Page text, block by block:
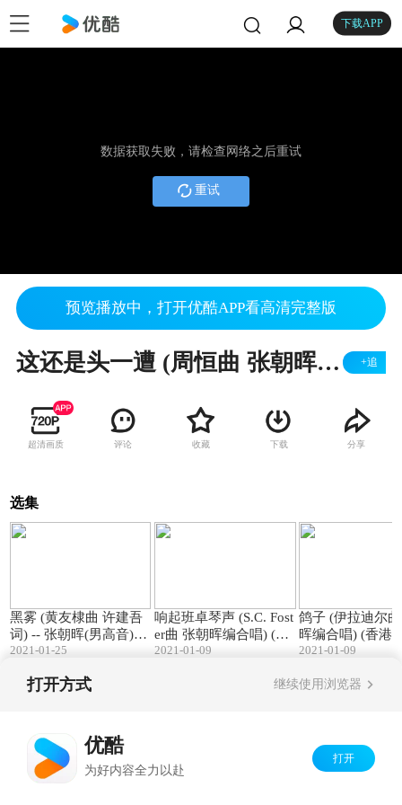
下载APP
数据获取失败，请检查网络之后重试
重试
预览播放中，打开优酷APP看高清完整版
这还是头一遭 (周恒曲 张朝晖编合唱) 美声合唱团 +追
超清画质 评论 收藏 下载 分享
选集
黑雾 (黄友棣曲 许建吾
词) -- 张朝晖(男高音)独
唱 (香港)
2021-01-25
响起班卓琴声 (S.C. Fost
er曲 张朝晖编合唱) (香
港重唱艺术团)
2021-01-09
鸽子 (伊拉迪尔曲 张
晖编合唱) (香港重唱艺
术团)
2021-01-09
打开方式 继续使用浏览器
优酷
为好内容全力以赴
打开